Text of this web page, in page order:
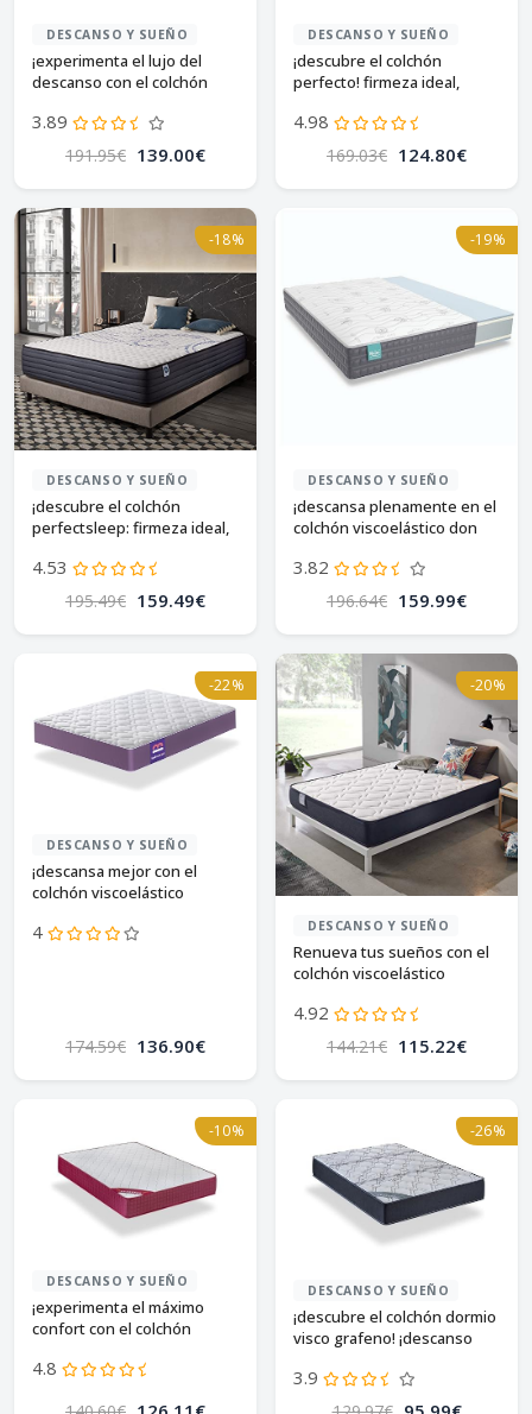
DESCANSO Y SUEÑO
¡experimenta el lujo del
descanso con el colchón
3.89
191.95€ 139.00€
DESCANSO Y SUEÑO
¡descubre el colchón
perfecto! firmeza ideal,
4.98
169.03€ 124.80€
-18%
DESCANSO Y SUEÑO
¡descubre el colchón
perfectsleep: firmeza ideal,
4.53
195.49€ 159.49€
-19%
DESCANSO Y SUEÑO
¡descansa plenamente en el
colchón viscoelástico don
3.82
196.64€ 159.99€
-22%
DESCANSO Y SUEÑO
¡descansa mejor con el
colchón viscoelástico
4
174.59€ 136.90€
-20%
DESCANSO Y SUEÑO
Renueva tus sueños con el
colchón viscoelástico
4.92
144.21€ 115.22€
-10%
DESCANSO Y SUEÑO
¡experimenta el máximo
confort con el colchón
4.8
-26%
DESCANSO Y SUEÑO
¡descubre el colchón dormio
visco grafeno! ¡descanso
3.9